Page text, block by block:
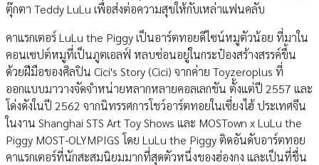
ตุ๊กตา Teddy LuLu เพื่อส่งต่อความสุขให้กับเหล่าแฟนคลับ
คาแรกเตอร์ LuLu the Piggy เป็นอาร์ตทอยดีไซน์หมูตัวน้อย ที่มาใน
คอนเซปต์หมูที่เป็นภูตเอลฟ์ หลบซ่อนอยู่ในกระป๋องสร้างสรรค์ขึ้น
ด้วยฝีมือของศิลปิน Cici's Story (Cici) จากค่าย Toyzeroplus ที่
ออกแบบมาวางจัดจำหน่ายหลากหลายคอลเลกชัน ตั้งแต่ปี 2557 และ
โด่งดังในปี 2562 จากนิทรรศการโชว์อาร์ตทอยในเซี่ยงไฮ้ ประเทศจีน
ในงาน Shanghai STS Art Toy Shows และ MOSTown x LuLu the
Piggy MOST-OLYMPIGS โดย LuLu the Piggy ติดอันดับอาร์ตทอย
คาแรกเตอร์ที่นักสะสมนิยมมากที่สุดตัวหนึ่งของฮ่องกง และเป็นที่ชื่น